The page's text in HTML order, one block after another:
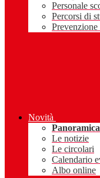
Personale
Percorsi di
Novità
Panoramica
Le notizie
Le circolari
Calendario
Albo online